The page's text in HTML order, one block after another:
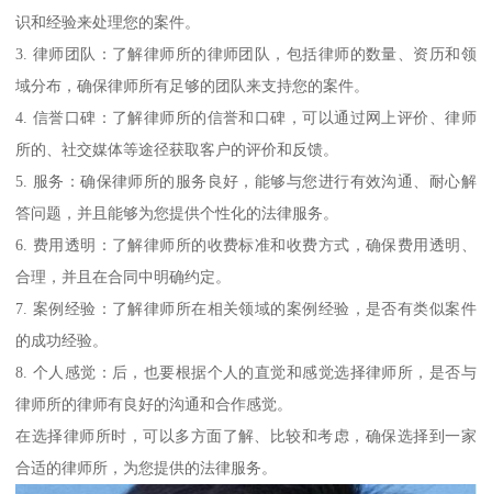
识和经验来处理您的案件。
3. 律师团队：了解律师所的律师团队，包括律师的数量、资历和领
域分布，确保律师所有足够的团队来支持您的案件。
4. 信誉口碑：了解律师所的信誉和口碑，可以通过网上评价、律师
所的、社交媒体等途径获取客户的评价和反馈。
5. 服务：确保律师所的服务良好，能够与您进行有效沟通、耐心解
答问题，并且能够为您提供个性化的法律服务。
6. 费用透明：了解律师所的收费标准和收费方式，确保费用透明、
合理，并且在合同中明确约定。
7. 案例经验：了解律师所在相关领域的案例经验，是否有类似案件
的成功经验。
8. 个人感觉：后，也要根据个人的直觉和感觉选择律师所，是否与
律师所的律师有良好的沟通和合作感觉。
在选择律师所时，可以多方面了解、比较和考虑，确保选择到一家
合适的律师所，为您提供的法律服务。